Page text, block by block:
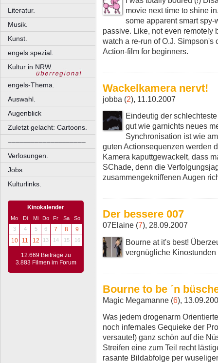
Literatur.
Musik.
Kunst.
engels spezial.
Kultur in NRW.
engels-Thema.
Auswahl.
Augenblick
Zuletzt gelacht: Cartoons.
––––––––––––––––––––
Verlosungen.
Jobs.
Kulturlinks.
Kinokalender
Mo Di Mi Do Fr Sa
So
3
4 5 6 7 8
9
10
11 12 13 14 15 16
12.669 Beiträge zu
3.883 Filmen im Forum
movie next time to shine
some apparent smart
passive. Like, not even remotely
watch a re-run of O.J. Simpson's
Action-film for beginners.
Wackelkamera nervt!
jobba (2), 11.10.2007
Eindeutig der
gut wie garnichts neues
Synchronisation ist wie
guten Actionsequenzen werden
Kamera kaputtgewackelt, dass
SChade, denn die
zusammengekniffenen Augen
Der bessere 007
07Elaine (7), 28.09.2007
Bourne at it's best!
vergnügliche
Bourne to be ´n
Magic Megamanne (6),
Was jedem drogenarm
noch infernales Gequieke der
versaute!) ganz schön auf die
Streifen eine zum Teil recht
rasante Bildabfolge per